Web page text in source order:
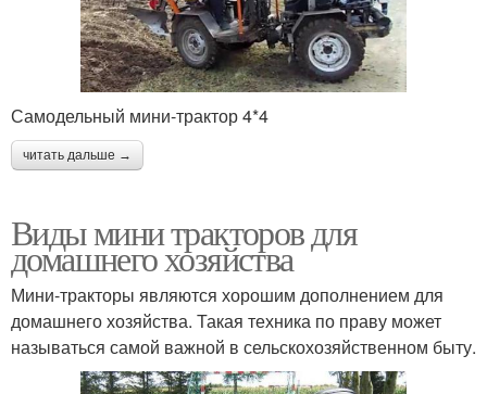
Самодельный мини-трактор 4*4
читать дальше →
Виды мини тракторов для
домашнего хозяйства
Мини-тракторы являются хорошим дополнением для
домашнего хозяйства. Такая техника по праву может
называться самой важной в сельскохозяйственном быту.